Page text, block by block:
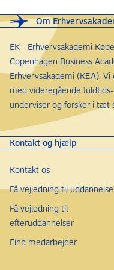
Kontoruddannelse
Søger du med en af
skal du ikke opfylde
Du kan desuden søge
erhvervsuddannelse
mindst 3 år, der ikke
opfylde følgende
matematik D
Optagelse med
Hvis du ikke har en
søge om optagelse
Om
EK - Erhvervsakademi
Copenhagen Business
Erhvervsakademi (KEA).
med videregående
underviser og forsker i tæt
Kontakt og hjælp
Kontakt os
Få vejledning til
Få vejledning til
efteruddannelser
Find medarbejder